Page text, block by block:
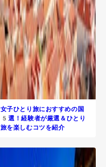
女子ひとり旅におすすめの国
5選！経験者が厳選＆ひとり
旅を楽しむコツを紹介